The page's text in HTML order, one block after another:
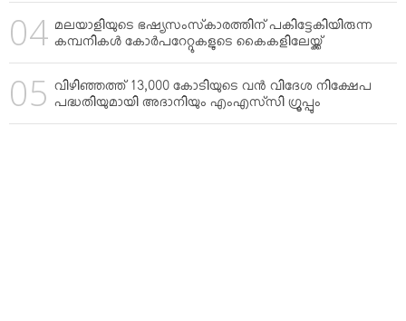
മലയാളിയുടെ ഭഷ്യസംസ്‌കാരത്തിന് പകിട്ടേകിയിരുന്ന
കമ്പനികള്‍ കോര്‍പറേറ്റുകളുടെ കൈകളിലേയ്ക്ക്
വിഴിഞ്ഞത്ത് 13,000 കോടിയുടെ വന്‍ വിദേശ നിക്ഷേപ
പദ്ധതിയുമായി അദാനിയും എംഎസ്‌സി ഗ്രൂപ്പും